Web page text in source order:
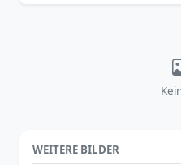
WEITERE BILDER